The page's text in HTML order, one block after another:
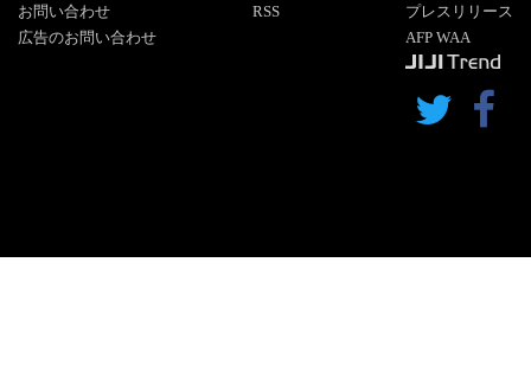
お問い合わせ
広告のお問い合わせ
RSS
プレスリリース
AFP WAA